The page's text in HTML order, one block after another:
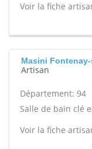
Voir la fiche
Masini
Artisan
Département: 94
Salle de bain clé
Voir la fiche